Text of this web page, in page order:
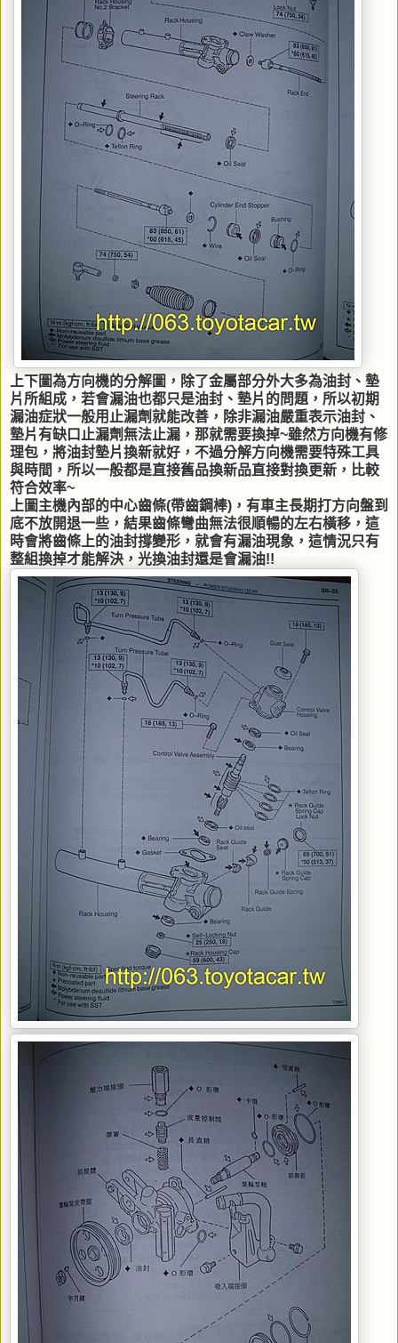
上下圖為方向機的分解圖，除了金屬部分外大多為油封、墊
片所組成，若會漏油也都只是油封、墊片的問題，所以初期
漏油症狀一般用止漏劑就能改善，除非漏油嚴重表示油封、
墊片有缺口止漏劑無法止漏，那就需要換掉~雖然方向機有修
理包，將油封墊片換新就好，不過分解方向機需要特殊工具
與時間，所以一般都是直接舊品換新品直接對換更新，比較
符合效率~
上圖主機內部的中心齒條(帶齒鋼棒)，有車主長期打方向盤到
底不放開退一些，結果齒條彎曲無法很順暢的左右橫移，這
時會將齒條上的油封撐變形，就會有漏油現象，這情況只有
整組換掉才能解決，光換油封還是會漏油!!